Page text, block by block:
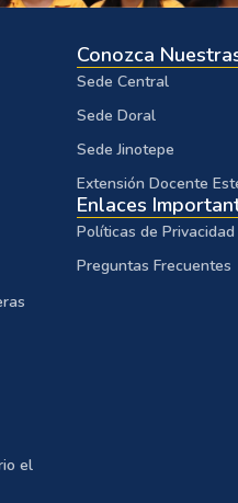
el
Conozca
Sede Central
Sede Doral
Sede Jinotepe
Extensión Docente
Enlaces
Políticas de Privacidad
Preguntas Frecuentes